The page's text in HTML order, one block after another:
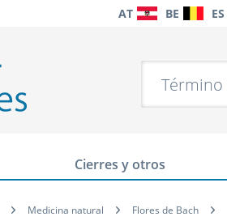
AT BE ES
Cierres y otros
Medicina natural Flores de Bach